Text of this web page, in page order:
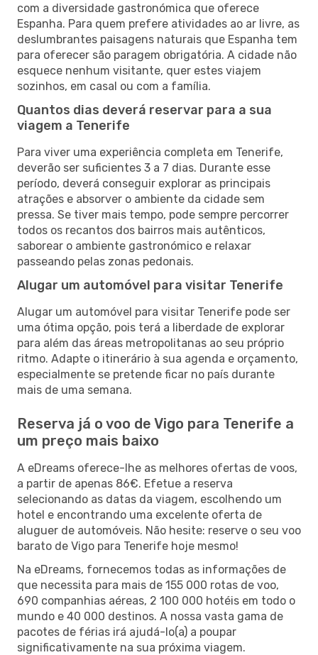
com a diversidade gastronómica que oferece
Espanha. Para quem prefere atividades ao ar livre, as
deslumbrantes paisagens naturais que Espanha tem
para oferecer são paragem obrigatória. A cidade não
esquece nenhum visitante, quer estes viajem
sozinhos, em casal ou com a família.
Quantos dias deverá reservar para a sua
viagem a Tenerife
Para viver uma experiência completa em Tenerife,
deverão ser suficientes 3 a 7 dias. Durante esse
período, deverá conseguir explorar as principais
atrações e absorver o ambiente da cidade sem
pressa. Se tiver mais tempo, pode sempre percorrer
todos os recantos dos bairros mais autênticos,
saborear o ambiente gastronómico e relaxar
passeando pelas zonas pedonais.
Alugar um automóvel para visitar Tenerife
Alugar um automóvel para visitar Tenerife pode ser
uma ótima opção, pois terá a liberdade de explorar
para além das áreas metropolitanas ao seu próprio
ritmo. Adapte o itinerário à sua agenda e orçamento,
especialmente se pretende ficar no país durante
mais de uma semana.
Reserva já o voo de Vigo para Tenerife a
um preço mais baixo
A eDreams oferece-lhe as melhores ofertas de voos,
a partir de apenas 86€. Efetue a reserva
selecionando as datas da viagem, escolhendo um
hotel e encontrando uma excelente oferta de
aluguer de automóveis. Não hesite: reserve o seu voo
barato de Vigo para Tenerife hoje mesmo!
Na eDreams, fornecemos todas as informações de
que necessita para mais de 155 000 rotas de voo,
690 companhias aéreas, 2 100 000 hotéis em todo o
mundo e 40 000 destinos. A nossa vasta gama de
pacotes de férias irá ajudá-lo(a) a poupar
significativamente na sua próxima viagem.